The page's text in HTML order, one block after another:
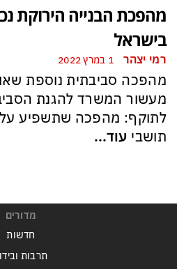
הכסף הערבי עלול לנצח ולסכן את
הוא עובר מידרדרות במהירות
והבא ביותר להגשמה עצמית בדיוק בזמן די
הלך לעולמו: וינסנט פסטורה,
מהפכת הבנייה הירוקת
בישראל
רמי יצהר
מהפכה סביבתית נוספת
מעשור המשרד להגנת
לתוקף: מהפכה שתשפיע על
תושבי עוד...
מדורים
חדשות
תרבות